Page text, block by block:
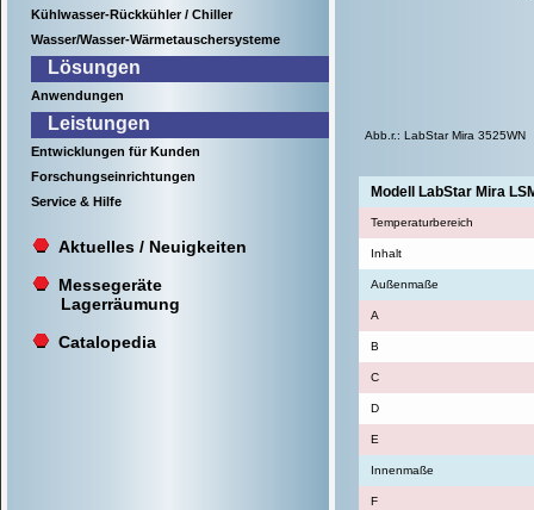
Kühlwasser-Rückkühler / Chiller
Wasser/Wasser-Wärmetauschersysteme
Lösungen
Anwendungen
Leistungen
Entwicklungen für Kunden
Forschungseinrichtungen
Service & Hilfe
Aktuelles / Neuigkeiten
Messegeräte
Lagerräumung
Catalopedia
Abb.r.: LabStar Mira 3525WN
Modell LabStar Mira
Temperaturbereich
Inhalt
Außenmaße
A
B
C
D
E
Innenmaße
F